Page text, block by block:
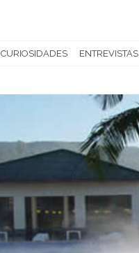
CURIOSIDADES ENTREVISTAS